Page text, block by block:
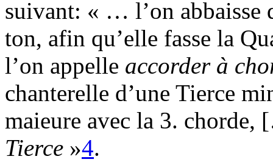
suivant: « … l’on abbaisse
ton, afin qu’elle fasse la
l’on appelle accorder à
chanterelle d’une Tierce
maieure avec la 3.
Tierce »4.